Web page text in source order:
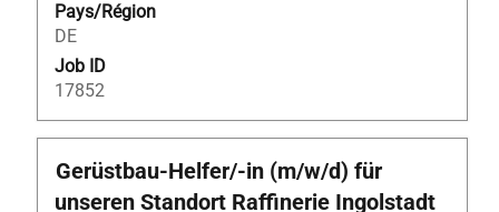
Pays/Région
DE
Job ID
17852
d’emploi.
Titre
Gerüstbau-Helfer/-in (m/w/d) für
unseren Standort Raffinerie Ingolstadt
Sélectionnez